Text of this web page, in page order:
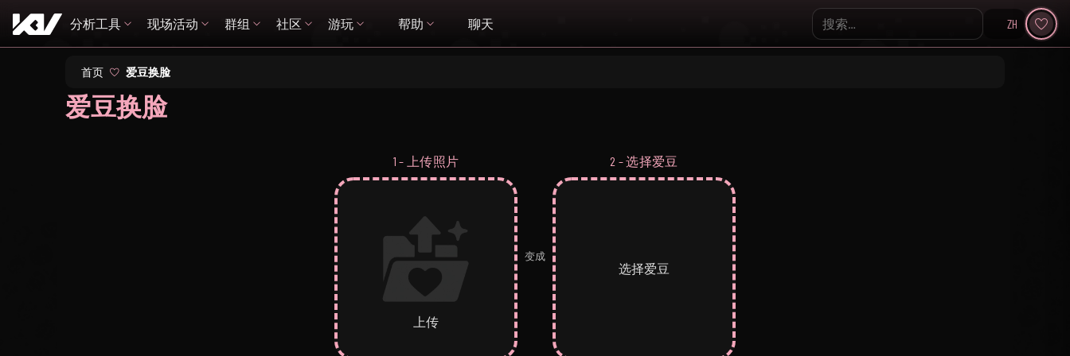
分析工具 现场活动 群组 社区 游玩 帮助 聊天
Search KpopVisage
ZH
首页 爱豆换脸
爱豆换脸
1 – 上传照片
上传
变成
2 – 选择爱豆
选择爱豆